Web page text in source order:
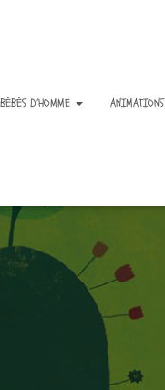
BÉBÉS D’HOMME ANIMATIONS